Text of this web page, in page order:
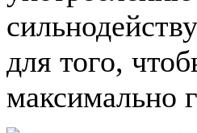
для того,
максимально